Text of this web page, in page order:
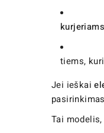
tiems,
Jei ieškai
Tai